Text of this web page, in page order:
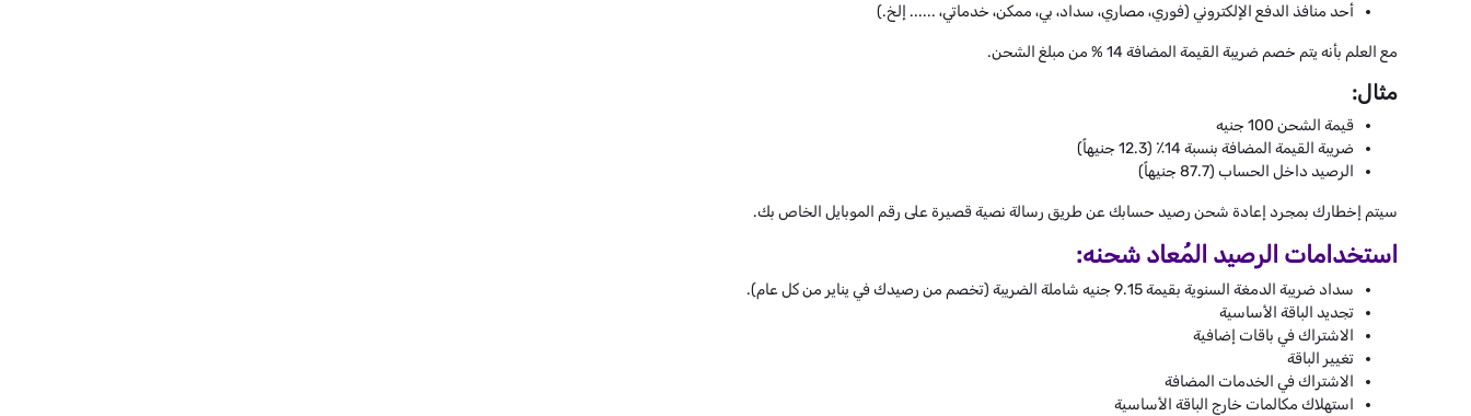
أحد منافذ الدفع الإلكتروني (فوري، مصاري، سداد، بي، ممكن، خدماتي، ...... إلخ.)
مع العلم بأنه يتم خصم ضريبة القيمة المضافة 14 % من مبلغ الشحن.
مثال:
قيمة الشحن 100 جنيه
ضريبة القيمة المضافة بنسبة 14٪ (12.3 جنيهاً)
الرصيد داخل الحساب (87.7 جنيهاً)
سيتم إخطارك بمجرد إعادة شحن رصيد حسابك عن طريق رسالة نصية قصيرة على رقم الموبايل الخاص بك.
استخدامات الرصيد المُعاد شحنه:
سداد ضريبة الدمغة السنوية بقيمة 9.15 جنيه شاملة الضريبة (تخصم من رصيدك في يناير من كل عام).
تجديد الباقة الأساسية
الاشتراك في باقات إضافية
تغيير الباقة
الاشتراك في الخدمات المضافة
استهلاك مكالمات خارج الباقة الأساسية